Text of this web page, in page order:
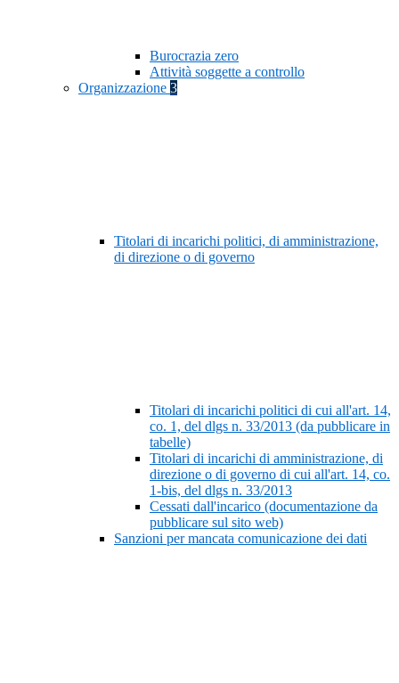
Burocrazia zero
Attività soggette a controllo
Organizzazione 3
Titolari di incarichi politici, di amministrazione,
di direzione o di governo
Titolari di incarichi politici di cui all'art. 14,
co. 1, del dlgs n. 33/2013 (da pubblicare in
tabelle)
Titolari di incarichi di amministrazione, di
direzione o di governo di cui all'art. 14, co.
1-bis, del dlgs n. 33/2013
Cessati dall'incarico (documentazione da
pubblicare sul sito web)
Sanzioni per mancata comunicazione dei dati